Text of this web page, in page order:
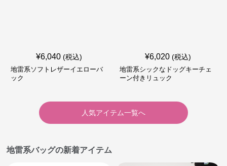
¥6,040 (税込)
地雷系ソフトレザーイエローバ
ック
¥6,020 (税込)
地雷系シックなドッグキーチェ
ーン付きリュック
人気アイテム一覧へ
地雷系バッグの新着アイテム